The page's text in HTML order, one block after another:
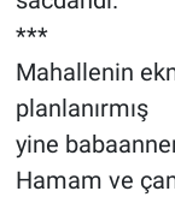
***
Mahallenin
planlanırmış
yine
Hamam ve